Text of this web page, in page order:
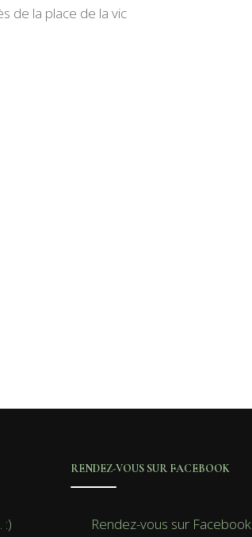
de la place de la vic
:)
RENDEZ-VOUS SUR FACEBOOK
Rendez-vous sur Facebook